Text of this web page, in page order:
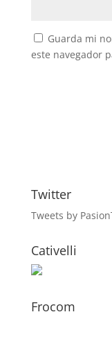
Guarda mi
este navegador
Twitter
Tweets by
Cativelli
Frocom